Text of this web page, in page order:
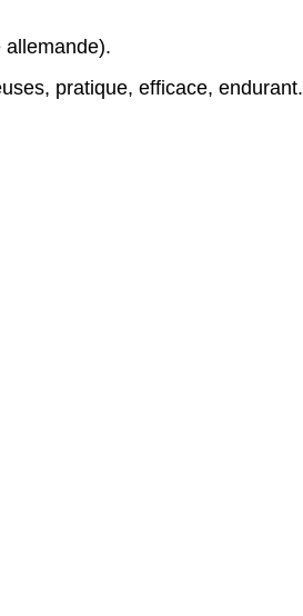
pratique, efficace, endurant.